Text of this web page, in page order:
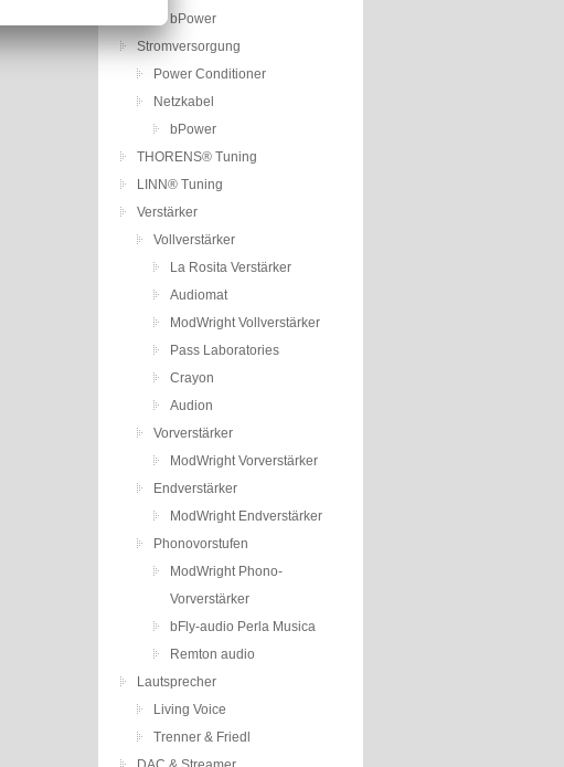
bPower
Stromversorgung
Power Conditioner
Netzkabel
bPower
THORENS® Tuning
LINN® Tuning
Verstärker
Vollverstärker
La Rosita Verstärker
Audiomat
ModWright Vollverstärker
Pass Laboratories
Crayon
Audion
Vorverstärker
ModWright Vorverstärker
Endverstärker
ModWright Endverstärker
Phonovorstufen
ModWright Phono-
Vorverstärker
bFly-audio Perla Musica
Remton audio
Lautsprecher
Living Voice
Trenner & Friedl